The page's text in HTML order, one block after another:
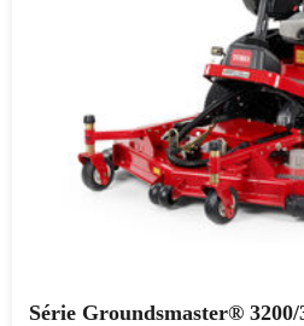
Série Groundsmaster® 3200/